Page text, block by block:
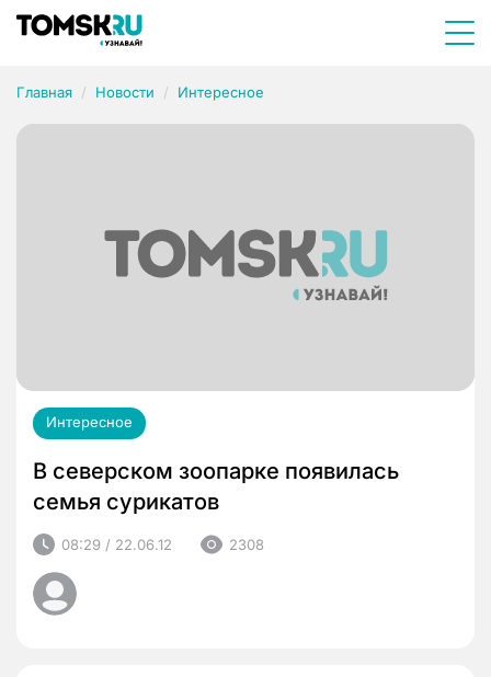
Главная Новости Интересное
Интересное
В северском зоопарке появилась
семья сурикатов
08:29 / 22.06.12 2308